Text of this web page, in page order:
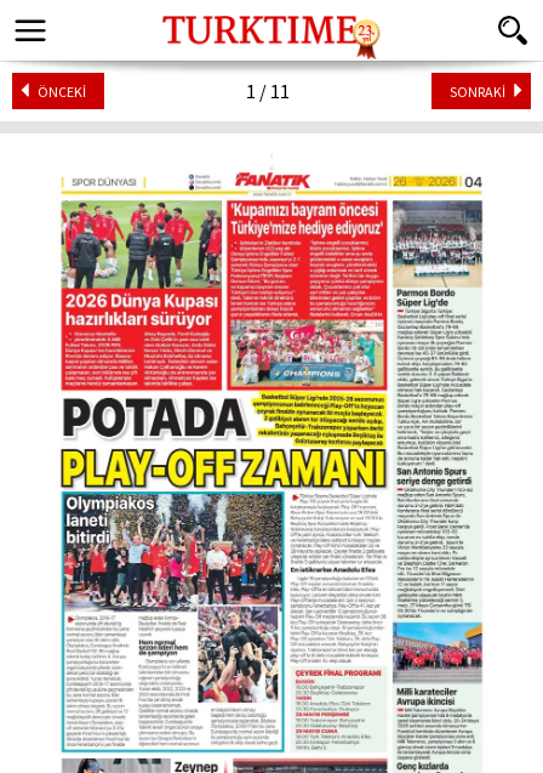
ÖNCEKİ SONRAKİ
1 / 11